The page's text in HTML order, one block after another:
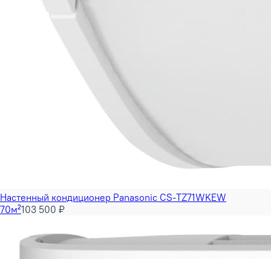
Настенный кондиционер Panasonic CS-TZ71WKEW
70м²103 500 ₽